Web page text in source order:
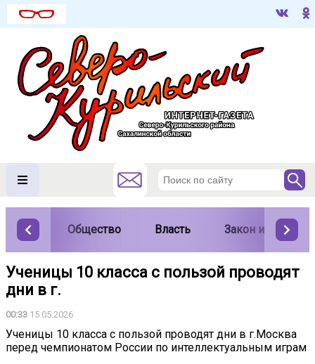
Общество Власть Закон и порядок
Ученицы 10 класса с пользой проводят
дни в г.
00:33 15.05.2026
Ученицы 10 класса с пользой проводят дни в г.Москва
перед чемпионатом России по интеллектуальным играм